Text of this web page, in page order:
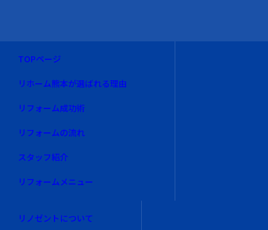
TOPページ
リホーム熊本が選ばれる理由
リフォーム成功術
リフォームの流れ
スタッフ紹介
リフォームメニュー
リノゼントについて